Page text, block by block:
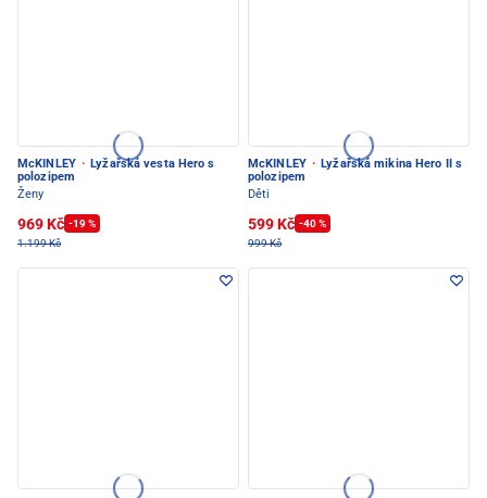
McKINLEY · Lyžařská vesta Hero s
polozipem
Ženy
969 Kč -19 %
1.199 Kč
McKINLEY · Lyžařská mikina Hero II s
polozipem
Děti
599 Kč -40 %
999 Kč